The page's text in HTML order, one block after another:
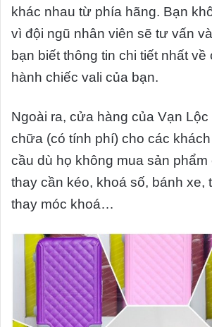
khác nhau từ phía hãng. Bạn
vì đội ngũ nhân viên sẽ tư vấn
bạn biết thông tin chi tiết nhất về
hành chiếc vali của bạn.
Ngoài ra, cửa hàng của Vạn
chữa (có tính phí) cho các
cầu dù họ không mua sản phẩm
thay cần kéo, khoá số, bánh xe,
thay móc khoá…